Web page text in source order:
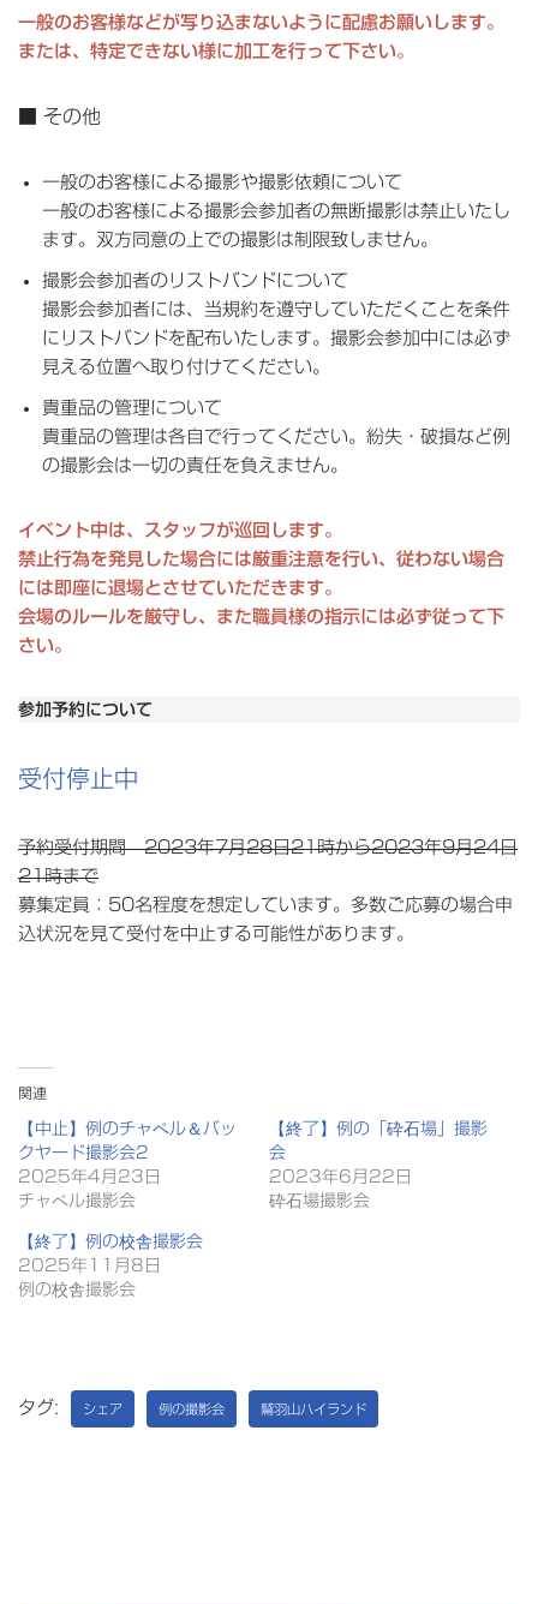
一般のお客様などが写り込まないように配慮お願いします。
または、特定できない様に加工を行って下さい。
■ その他
一般のお客様による撮影や撮影依頼について
一般のお客様による撮影会参加者の無断撮影は禁止いたし
ます。双方同意の上での撮影は制限致しません。
撮影会参加者のリストバンドについて
撮影会参加者には、当規約を遵守していただくことを条件
にリストバンドを配布いたします。撮影会参加中には必ず
見える位置へ取り付けてください。
貴重品の管理について
貴重品の管理は各自で行ってください。紛失・破損など例
の撮影会は一切の責任を負えません。
イベント中は、スタッフが巡回します。
禁止行為を発見した場合には厳重注意を行い、従わない場合
には即座に退場とさせていただきます。
会場のルールを厳守し、また職員様の指示には必ず従って下
さい。
参加予約について
受付停止中
予約受付期間 2023年7月28日21時から2023年9月24日
21時まで
募集定員：50名程度を想定しています。多数ご応募の場合申
込状況を見て受付を中止する可能性があります。
関連
【中止】例のチャペル＆バッ
クヤード撮影会2
2025年4月23日
チャペル撮影会
【終了】例の「砕石場」撮影
会
2023年6月22日
砕石場撮影会
【終了】例の校舎撮影会
2025年11月8日
例の校舎撮影会
タグ: シェア 例の撮影会 鷲羽山ハイランド